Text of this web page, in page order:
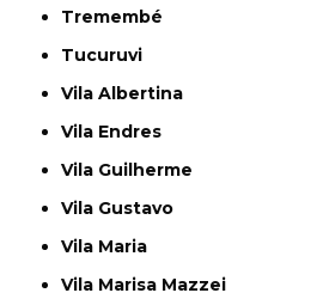
Tremembé
Tucuruvi
Vila Albertina
Vila Endres
Vila Guilherme
Vila Gustavo
Vila Maria
Vila Marisa Mazzei